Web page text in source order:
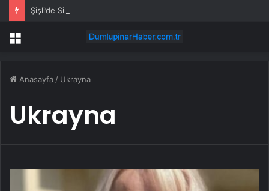
Şişli’de Silahlı Saldırı: 1 Yaralı
Menü
Anasayfa / Ukrayna
Ukrayna